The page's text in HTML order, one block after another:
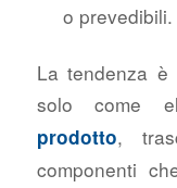
o prevedibili.
La tendenza è
solo come
prodotto,
componenti